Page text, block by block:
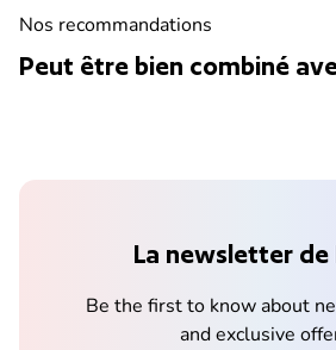
Nos recommandations
Peut être bien combiné
La newsletter de
Be the first to know about
and exclusive